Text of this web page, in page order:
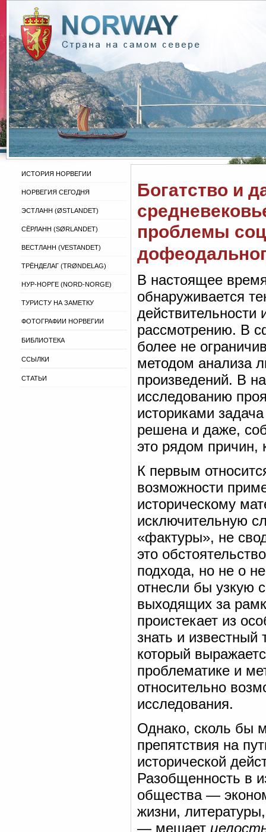
ИСТОРИЯ НОРВЕГИИ
НОРВЕГИЯ СЕГОДНЯ
ЭСТЛАНН (ØSTLANDET)
СЁРЛАНН (SØRLANDET)
ВЕСТЛАНН (VESTANDET)
ТРЁНДЕЛАГ (TRØNDELAG)
НУР-НОРГЕ (NORD-NORGE)
ТУРИСТУ НА ЗАМЕТКУ
ФОТОГРАФИИ НОРВЕГИИ
БИБЛИОТЕКА
ССЫЛКИ
СТАТЬИ
Богатство и
проблемы
В настоящее
обнаруживается
действительности
рассмотрению. В
более не
методом анализа
произведений. В
исследованию
историками
решена и даже,
это рядом причин,
К первым
возможности
историческому
исключительную
«фактуры», не
это
подхода, но не о
отнесли бы узкую
выходящих за
проистекает из
знать и
который
проблематике и
относительно
исследования.
Однако, сколь бы
препятствия на
исторической
Разобщенность в
общества —
жизни,
— мешает